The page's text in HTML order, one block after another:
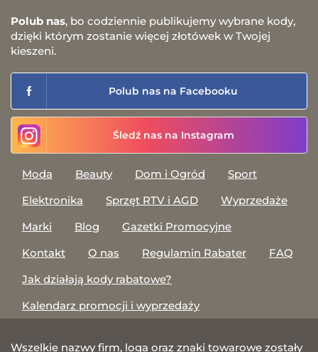
Polub nas, bo codziennie publikujemy wybrane kody,
dzięki którym zostanie więcej złotówek w Twojej
kieszeni.
Polub nas na Facebooku
Śledź nas na Instagram
Moda Beauty Dom i Ogród
Sport
Elektronika
Sprzęt RTV i AGD
Wyprzedaże
Marki
Blog
Gazetki Promocyjne
Kontakt
O nas Regulamin Rabater
FAQ
Jak działają kody rabatowe?
Kalendarz promocji i wyprzedaży
Wszelkie nazwy firm, loga oraz znaki towarowe zostały